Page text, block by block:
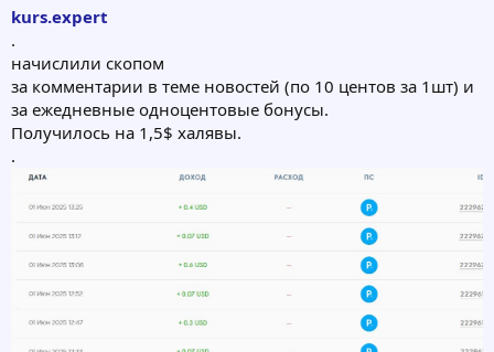
kurs.expert
.
начислили скопом
за комментарии в теме новостей (по 10 центов за 1шт) и
за ежедневные одноцентовые бонусы.
Получилось на 1,5$ халявы.
.